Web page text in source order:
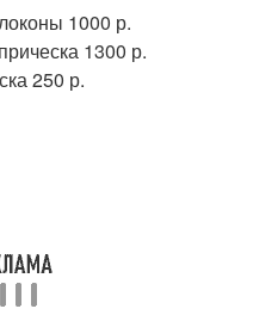
1000 р.
1300 р.
250 р.